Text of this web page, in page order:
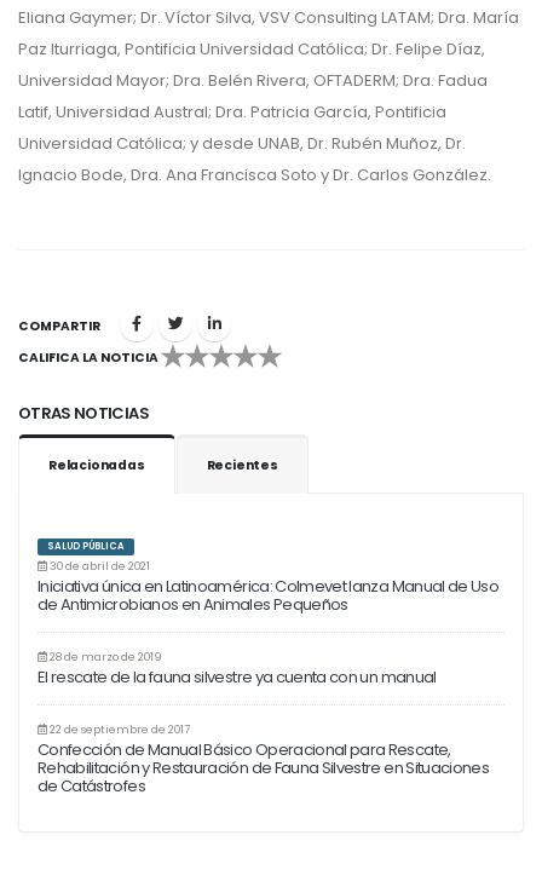
Eliana Gaymer; Dr. Víctor Silva, VSV Consulting LATAM; Dra. María
Paz Iturriaga, Pontificia Universidad Católica; Dr. Felipe Díaz,
Universidad Mayor; Dra. Belén Rivera, OFTADERM; Dra. Fadua
Latif, Universidad Austral; Dra. Patricia García, Pontificia
Universidad Católica; y desde UNAB, Dr. Rubén Muñoz, Dr.
Ignacio Bode, Dra. Ana Francisca Soto y Dr. Carlos González.
COMPARTIR
CALIFICA LA NOTICIA
1 2 3 4 5
OTRAS NOTICIAS
Relacionadas Recientes
SALUD PÚBLICA
30 de abril de 2021
Iniciativa única en Latinoamérica: Colmevet lanza Manual de Uso
de Antimicrobianos en Animales Pequeños
28 de marzo de 2019
El rescate de la fauna silvestre ya cuenta con un manual
22 de septiembre de 2017
Confección de Manual Básico Operacional para Rescate,
Rehabilitación y Restauración de Fauna Silvestre en Situaciones
de Catástrofes